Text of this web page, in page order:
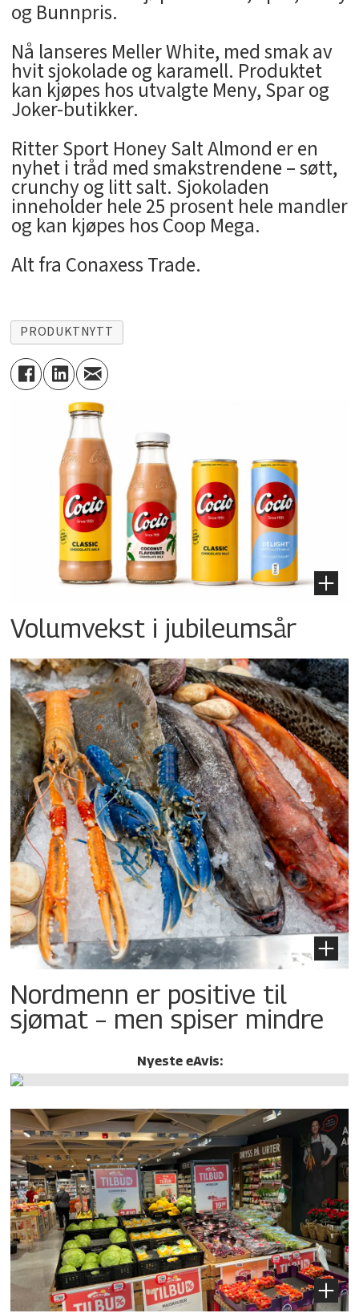
og Bunnpris.
Nå lanseres Meller White, med smak av
hvit sjokolade og karamell. Produktet
kan kjøpes hos utvalgte Meny, Spar og
Joker-butikker.
Ritter Sport Honey Salt Almond er en
nyhet i tråd med smakstrendene – søtt,
crunchy og litt salt. Sjokoladen
inneholder hele 25 prosent hele mandler
og kan kjøpes hos Coop Mega.
Alt fra Conaxess Trade.
PRODUKTNYTT
Volumvekst i jubileumsår
Nordmenn er positive til
sjømat – men spiser mindre
Nyeste eAvis: